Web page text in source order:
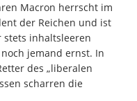
Macron herrscht im
der Reichen und ist
stets inhaltsleeren
jemand ernst. In
des „liberalen
scharren die